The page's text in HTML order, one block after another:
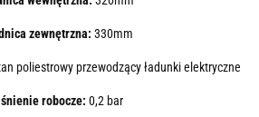
zewnętrzna: 330mm
poliestrowy przewodzący ładunki elektryczne
robocze: 0,2 bar